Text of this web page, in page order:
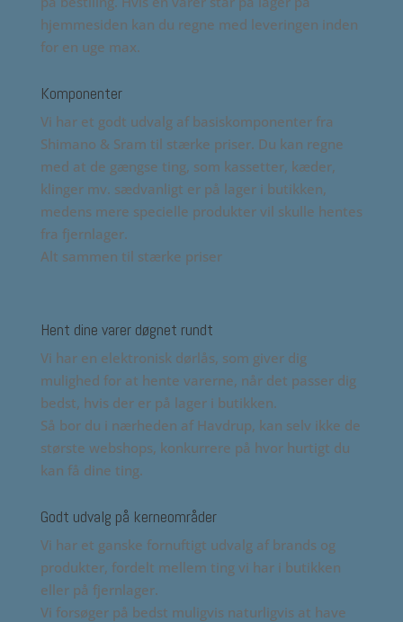
hjemmesiden kan du regne med leveringen inden
for en uge max.
Komponenter
Vi har et godt udvalg af basiskomponenter fra
Shimano & Sram til stærke priser. Du kan regne
med at de gængse ting, som kassetter, kæder,
klinger mv. sædvanligt er på lager i butikken,
medens mere specielle produkter vil skulle hentes
fra fjernlager.
Alt sammen til stærke priser
Hent dine varer døgnet rundt
Vi har en elektronisk dørlås, som giver dig
mulighed for at hente varerne, når det passer dig
bedst, hvis der er på lager i butikken.
Så bor du i nærheden af Havdrup, kan selv ikke de
største webshops, konkurrere på hvor hurtigt du
kan få dine ting.
Godt udvalg på kerneområder
Vi har et ganske fornuftigt udvalg af brands og
produkter, fordelt mellem ting vi har i butikken
eller på fjernlager.
Vi forsøger på bedst muligvis naturligvis at have